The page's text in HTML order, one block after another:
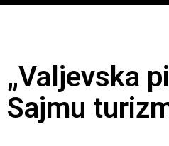
„Valjevska
Sajmu